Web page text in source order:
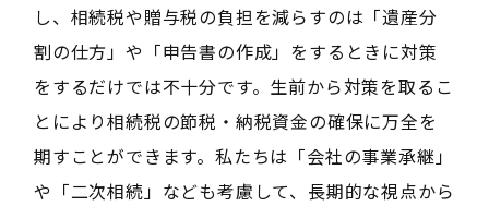
し、相続税や贈与税の負担を減らすのは「遺産分
割の仕方」や「申告書の作成」をするときに対策
をするだけでは不十分です。生前から対策を取るこ
とにより相続税の節税・納税資金の確保に万全を
期すことができます。私たちは「会社の事業承継」
や「二次相続」なども考慮して、長期的な視点から